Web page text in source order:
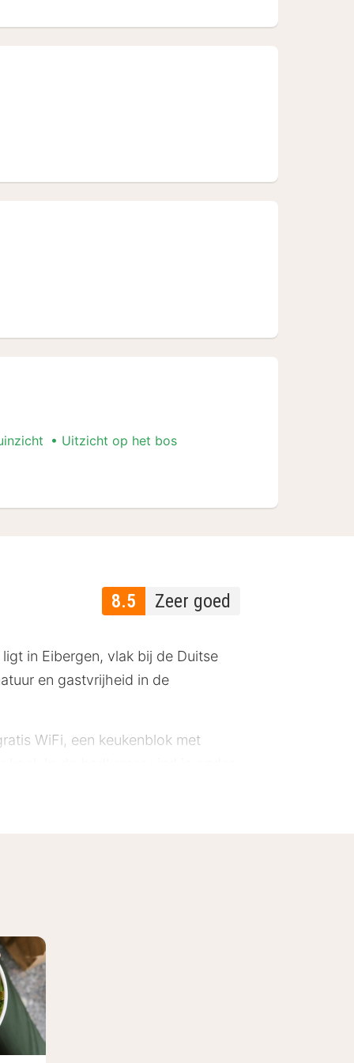
Uitzicht op het bos
8.5 Zeer goed
in Eibergen, vlak bij de Duitse
en gastvrijheid in de
WiFi, een keukenblok met
en een ruim terras gelegen
voor kwaliteit,
een fijne plek om te
Duitse grens. Hierdoor is een
over de grens, een aanrader
rijafstand ligt zwembad De
ligt op ongeveer 25 minuten